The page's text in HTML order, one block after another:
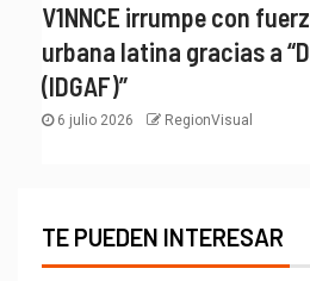
V1NNCE irrumpe con
urbana latina gracias a
(IDGAF)”
6 julio 2026 RegionVisual
TE PUEDEN INTERESAR